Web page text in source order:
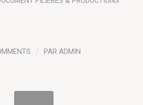
/ PARADMIN